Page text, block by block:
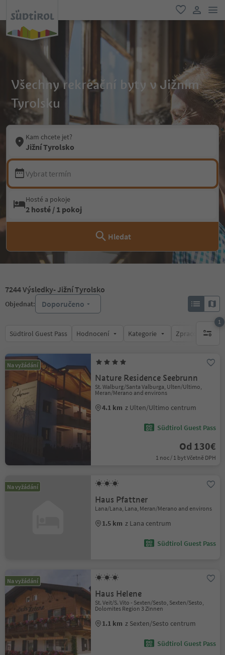
oblíbené
Všechny rekreační byty v Jižním
Tyrolsku
Kam chcete jet?
Jižní Tyrolsko
Vybrat termín
Hosté a pokoje
2 hosté / 1 pokoj
Hledat
7244Výsledky- Jižní Tyrolsko
Objednat: Doporučeno
Südtirol Guest Pass Hodnocení Kategorie Zpracovává
1
1
Na vyžádání
Nature Residence Seebrunn
St. Walburg/Santa Valburga, Ulten/Ultimo,
Meran/Merano and environs
4.1 km z Ulten/Ultimo centrum
Südtirol Guest Pass
Od 130€
1 noc / 1 byt Včetně DPH
Na vyžádání
Haus Pfattner
Lana/Lana, Lana, Meran/Merano and environs
1.5 km z Lana centrum
Südtirol Guest Pass
Na vyžádání
Haus Helene
St. Veit/S. Vito - Sexten/Sesto, Sexten/Sesto,
Dolomites Region 3 Zinnen
1.1 km z Sexten/Sesto centrum
Südtirol Guest Pass